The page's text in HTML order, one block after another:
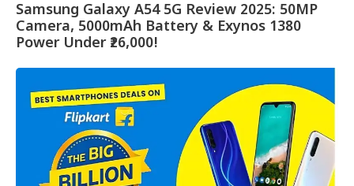
Samsung Galaxy A54 5G Review 2025: 50MP
Camera, 5000mAh Battery & Exynos 1380
Power Under ₹26,000!